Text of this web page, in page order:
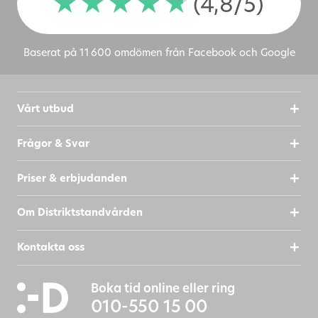
Baserat på 11 600 omdömen från Facebook och Google
Vårt utbud
Frågor & Svar
Priser & erbjudanden
Om Distriktstandvården
Kontakta oss
Boka tid online eller ring
010-550 15 00